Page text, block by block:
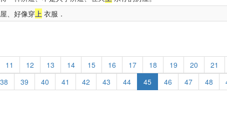
、好像穿上 衣服．
11 12 13 14 15 16 17 18 19 20 21
38 39 40 41 42 43 44 45 46 47 48